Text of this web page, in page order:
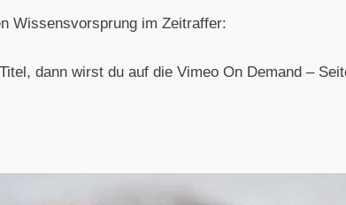
Wissensvorsprung im Zeitraffer:
dann wirst du auf die Vimeo On Demand –